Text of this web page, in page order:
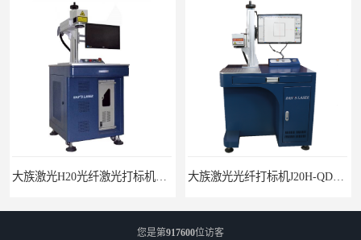
大族激光H20光纤激光打标机价格 大族激光光纤打标机J20H-QD光纤激光打标机
您是第917600位访客